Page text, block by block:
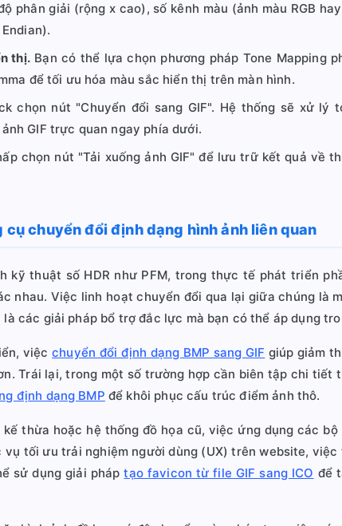
phân giải (rộng x cao), số kênh màu (ảnh màu RGB
thị.Bạn có thể lựa chọn phương pháp Tone Mapping
để tối ưu hóa màu sắc hiển thị trên màn hình.
chọn nút "Chuyển đổi sang GIF". Hệ thống sẽ xử lý
GIF trực quan ngay phía dưới.
chọn nút "Tải xuống ảnh GIF" để lưu trữ kết quả về
chuyển đổi định dạng hình ảnh liên quan
kỹ thuật số HDR như PFM, trong thực tế phát triển
nhau. Việc linh hoạt chuyển đổi qua lại giữa chúng là
các giải pháp bổ trợ đắc lực mà bạn có thể áp dụng
việcchuyển đổi định dạng BMP sang GIF giúp giảm
Trái lại, trong một số trường hợp cần biên tập chi tiết
định dạng BMP để khôi phục cấu trúc điểm ảnh thô.
thừa hoặc hệ thống đồ họa cũ, việc ứng dụng các
vụ tối ưu trải nghiệm người dùng (UX) trên website,
sử dụng giải pháptạo favicon từ file GIF sang ICO để